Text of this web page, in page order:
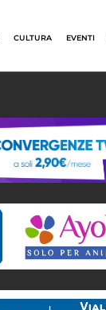
CULTURA EVENTI